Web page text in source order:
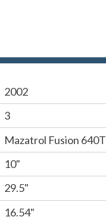
2002
3
Mazatrol Fusion 640T
10"
29.5"
16.54"